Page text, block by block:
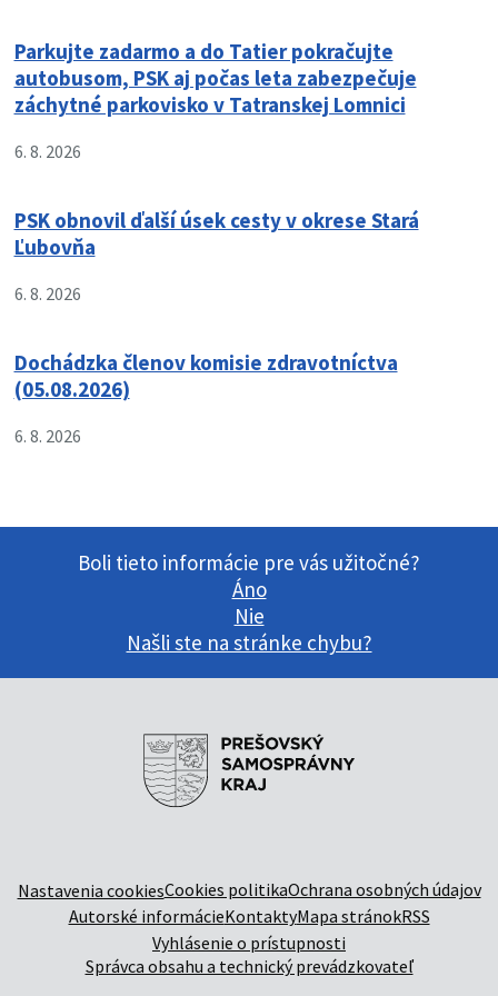
Parkujte zadarmo a do Tatier pokračujte
autobusom, PSK aj počas leta zabezpečuje
záchytné parkovisko v Tatranskej Lomnici
6. 8. 2026
PSK obnovil ďalší úsek cesty v okrese Stará
Ľubovňa
6. 8. 2026
Dochádzka členov komisie zdravotníctva
(05.08.2026)
6. 8. 2026
Boli tieto informácie pre vás užitočné?
Áno
Nie
Našli ste na stránke chybu?
Nastavenia cookiesCookies politikaOchrana osobných údajov
Autorské informácieKontaktyMapa stránokRSS
Vyhlásenie o prístupnosti
Správca obsahu a technický prevádzkovateľ